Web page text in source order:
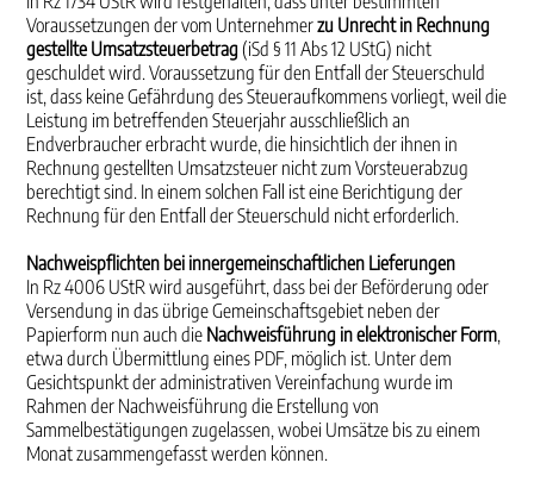
Voraussetzungen der vom Unternehmerzu Unrecht in Rechnung
gestellte Umsatzsteuerbetrag (iSd § 11 Abs 12 UStG) nicht
geschuldet wird. Voraussetzung für den Entfall der Steuerschuld
ist, dass keine Gefährdung des Steueraufkommens vorliegt, weil die
Leistung im betreffenden Steuerjahr ausschließlich an
Endverbraucher erbracht wurde, die hinsichtlich der ihnen in
Rechnung gestellten Umsatzsteuer nicht zum Vorsteuerabzug
berechtigt sind. In einem solchen Fall ist eine Berichtigung der
Rechnung für den Entfall der Steuerschuld nicht erforderlich.
Nachweispflichten bei innergemeinschaftlichen Lieferungen
In Rz 4006 UStR wird ausgeführt, dass bei der Beförderung oder
Versendung in das übrige Gemeinschaftsgebiet neben der
Papierform nun auch die Nachweisführung in elektronischer Form,
etwa durch Übermittlung eines PDF, möglich ist. Unter dem
Gesichtspunkt der administrativen Vereinfachung wurde im
Rahmen der Nachweisführung die Erstellung von
Sammelbestätigungen zugelassen, wobei Umsätze bis zu einem
Monat zusammengefasst werden können.